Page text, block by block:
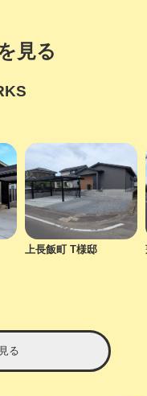
見る
上長飯町 T様邸 蓑
る